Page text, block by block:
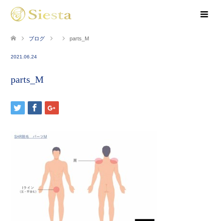
ブログ parts_M
2021.06.24
parts_M